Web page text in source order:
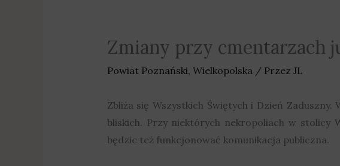
Zmiany przy cmentarzach
Powiat Poznański, Wielkopolska / Przez JL
Zbliża się Wszystkich Świętych i Dzień
bliskich. Przy niektórych nekropoliach w stolicy
będzie też funkcjonować komunikacja publiczna.